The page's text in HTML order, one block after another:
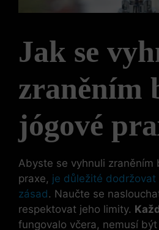
Jak se
zraněním
jógové
Abyste se vyhnuli zraněním
praxe, je důležité dodržovat
zásad. Naučte se
respektovat jeho limity.
fungovalo včera, nemusí